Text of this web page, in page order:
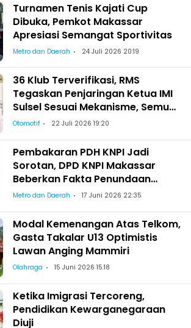
Turnamen Tenis Kajati Cup
Dibuka, Pemkot Makassar
Apresiasi Semangat Sportivitas
Metro dan Daerah 24 Juli 2026 20:19
36 Klub Terverifikasi, RMS
Tegaskan Penjaringan Ketua IMI
Sulsel Sesuai Mekanisme, Semua
Berhak Maju!
Otomotif 22 Juli 2026 19:20
Pembakaran PDH KNPI Jadi
Sorotan, DPD KNPI Makassar
Beberkan Fakta Penundaan
Pelantikan Wajo
Metro dan Daerah 17 Juni 2026 22:35
Modal Kemenangan Atas Telkom,
Gasta Takalar U13 Optimistis
Lawan Anging Mammiri
Olahraga 15 Juni 2026 15:18
Ketika Imigrasi Tercoreng,
Pendidikan Kewarganegaraan
Diuji